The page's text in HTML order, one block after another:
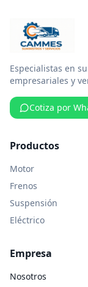
Especialistas en
empresariales y
Cotiza por
Productos
Motor
Frenos
Suspensión
Eléctrico
Empresa
Nosotros